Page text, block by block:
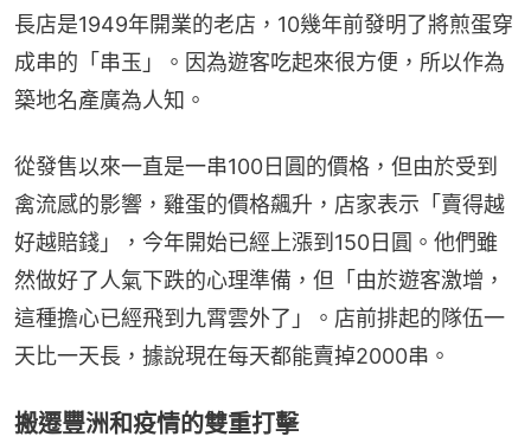
長店是1949年開業的老店，10幾年前發明了將煎蛋穿
成串的「串玉」。因為遊客吃起來很方便，所以作為
築地名產廣為人知。
從發售以來一直是一串100日圓的價格，但由於受到
禽流感的影響，雞蛋的價格飆升，店家表示「賣得越
好越賠錢」，今年開始已經上漲到150日圓。他們雖
然做好了人氣下跌的心理準備，但「由於遊客激增，
這種擔心已經飛到九霄雲外了」。店前排起的隊伍一
天比一天長，據說現在每天都能賣掉2000串。
搬遷豐洲和疫情的雙重打擊